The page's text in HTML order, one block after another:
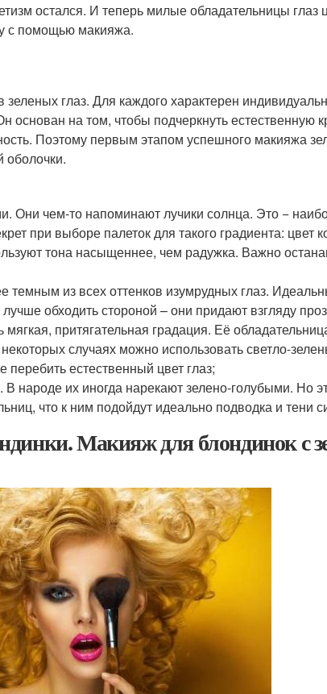
остался. И теперь милые обладательницы глаз
с помощью макияжа.
глаз. Для каждого характерен
на том, чтобы подчеркнуть естественную
Поэтому первым этапом успешного макияжа
оболочки.
Они чем-то напоминают лучики солнца. Это −
при выборе палеток для такого градиента: цвет
тона насыщеннее, чем радужка. Важно
из всех оттенков изумрудных глаз.
обходить стороной – они придают взгляду
притягательная градация. Её
случаях можно использовать светло-
перебить естественный цвет глаз;
народе их иногда нарекают зелено-голубыми. Но
что к ним подойдут идеально подводка и тени
Макияж для блондинок с